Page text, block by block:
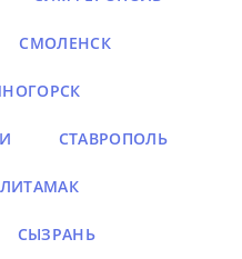
СМОЛЕНСК
СТАВРОПОЛЬ
СЫЗРАНЬ